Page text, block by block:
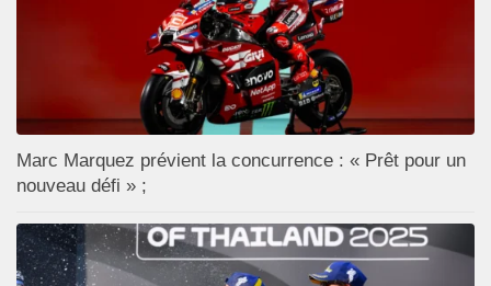
Marc Marquez prévient la concurrence : « Prêt pour un
nouveau défi » ;